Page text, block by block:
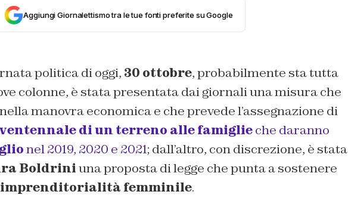
Aggiungi Giornalettismo tra le tue fonti preferite su Google
politica di oggi, 30 ottobre, probabilmente sta tutta
colonne, è stata presentata dai giornali una misura che
manovra economica e che prevede l’assegnazione di
di un terreno alle famiglieche daranno
nel 2019, 2020 e 2021; dall’altro, con discrezione, è stata
Boldriniuna proposta di legge che punta a sostenere
femminile.